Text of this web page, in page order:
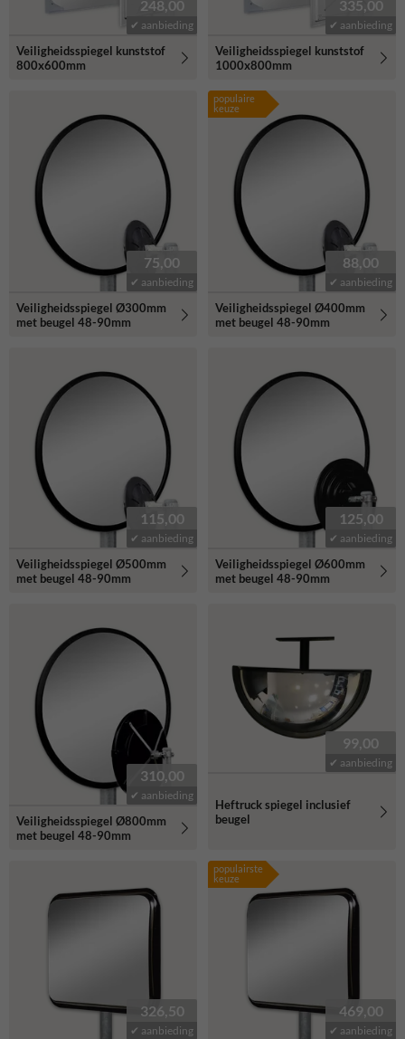
248,00
✔ aanbieding
Veiligheidsspiegel kunststof
800x600mm
335,00
✔ aanbieding
Veiligheidsspiegel kunststof
1000x800mm
75,00
✔ aanbieding
Veiligheidsspiegel Ø300mm
met beugel 48-90mm
populaire
keuze
88,00
✔ aanbieding
Veiligheidsspiegel Ø400mm
met beugel 48-90mm
115,00
✔ aanbieding
Veiligheidsspiegel Ø500mm
met beugel 48-90mm
125,00
✔ aanbieding
Veiligheidsspiegel Ø600mm
met beugel 48-90mm
310,00
✔ aanbieding
Veiligheidsspiegel Ø800mm
met beugel 48-90mm
99,00
✔ aanbieding
Heftruck spiegel inclusief
beugel
326,50
✔ aanbieding
populairste
keuze
469,00
✔ aanbieding